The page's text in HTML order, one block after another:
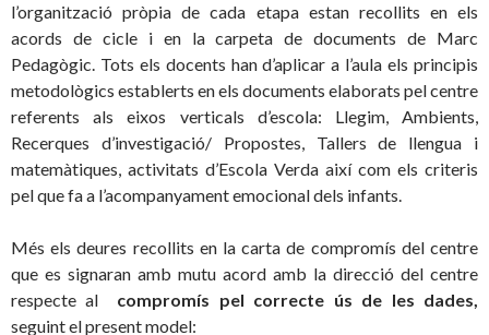
l’organització pròpia de cada etapa estan recollits en els
acords de cicle i en la carpeta de documents de Marc
Pedagògic. Tots els docents han d’aplicar a l’aula els principis
metodològics establerts en els documents elaborats pel centre
referents als eixos verticals d’escola: Llegim, Ambients,
Recerques d’investigació/ Propostes, Tallers de llengua i
matemàtiques, activitats d’Escola Verda així com els criteris
pel que fa a l’acompanyament emocional dels infants.
Més els deures recollits en la carta de compromís del centre
que es signaran amb mutu acord amb la direcció del centre
respecte al compromís pel correcte ús de les dades,
seguint el present model: